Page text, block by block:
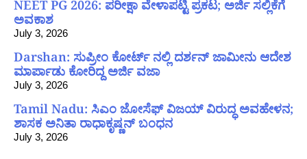
NEET PG 2026: ಪರೀಕ್ಷಾ ವೇಳಾಪಟ್ಟಿ ಪ್ರಕಟ; ಅರ್ಜಿ ಸಲ್ಲಿಕೆಗೆ
ಅವಕಾಶ
July 3, 2026
Darshan: ಸುಪ್ರೀಂ ಕೋರ್ಟ್ ನಲ್ಲಿ ದರ್ಶನ್ ಜಾಮೀನು ಆದೇಶ
ಮಾರ್ಪಾಡು ಕೋರಿದ್ದ ಅರ್ಜಿ ವಜಾ
July 3, 2026
Tamil Nadu: ಸಿಎಂ ಜೋಸೆಫ್ ವಿಜಯ್ ವಿರುದ್ಧ ಅವಹೇಳನ;
ಶಾಸಕ ಅನಿತಾ ರಾಧಾಕೃಷ್ಣನ್ ಬಂಧನ
July 3, 2026